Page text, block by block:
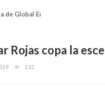
de Global Energy 3-0 sobre
Rojas copa la
132